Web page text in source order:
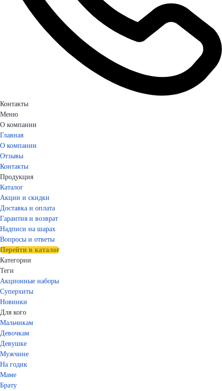
Контакты
Меню
О компании
Главная
О компании
Отзывы
Контакты
Продукция
Каталог
Акции и скидки
Доставка и оплата
Гарантия и возврат
Надписи на шарах
Вопросы и ответы
Перейти в каталог
Категории
Теги
Акционные наборы
Суперхиты
Новинки
Для кого
Мальчикам
Девочкам
Девушке
Мужчине
На годик
Маме
Брату